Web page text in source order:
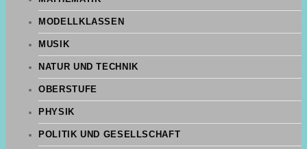
MODELLKLASSEN
MUSIK
NATUR UND TECHNIK
OBERSTUFE
PHYSIK
POLITIK UND GESELLSCHAFT